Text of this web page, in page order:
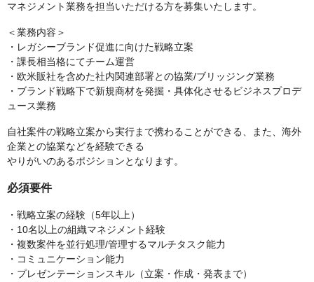
マネジメント業務を担当いただける方を募集いたします。
＜業務内容＞
・レガシーブランド促進に向けた戦略立案
・課長相当格にてチーム運営
・欧米販社を含めた社内関連部署との協業/ブリッジング業務
・ブランド戦略下で新規商材を発掘・具体化させるビジネスプロデ
ュース業務
自社案件の戦略立案から実行まで携わることができる、また、海外
企業との協業などを経験できる
やりがいのあるポジションとなります。
必須要件
・戦略立案の経験（5年以上）
・10名以上の組織マネジメント経験
・複数案件を並行処理/管理するマルチタスク能力
・コミュニケーション能力
・プレゼンテーションスキル（立案・作成・発表まで）